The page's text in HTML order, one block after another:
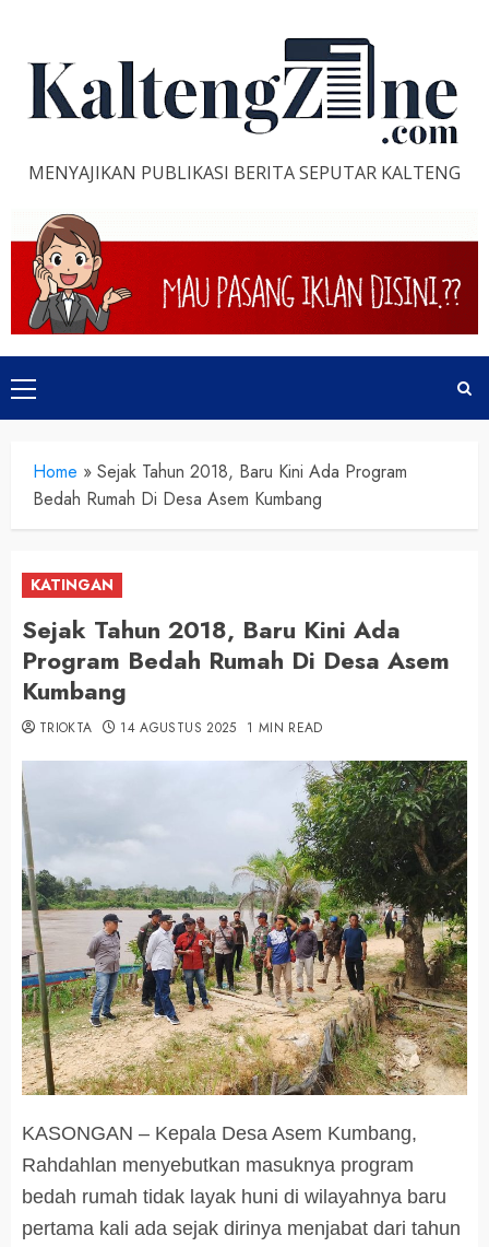
content
MENYAJIKAN PUBLIKASI BERITA SEPUTAR KALTENG
Primary
Menu
Home » Sejak Tahun 2018, Baru Kini Ada Program
Bedah Rumah Di Desa Asem Kumbang
KATINGAN
Sejak Tahun 2018, Baru Kini Ada
Program Bedah Rumah Di Desa Asem
Kumbang
TRIOKTA 14 AGUSTUS 2025 1 MIN READ
KASONGAN – Kepala Desa Asem Kumbang,
Rahdahlan menyebutkan masuknya program
bedah rumah tidak layak huni di wilayahnya baru
pertama kali ada sejak dirinya menjabat dari tahun